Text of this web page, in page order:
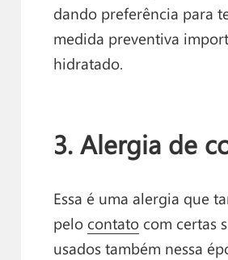
dando preferência para
medida preventiva
hidratado.
3. Alergia de
Essa é uma alergia que
pelo contatocom certas
usados também nessa